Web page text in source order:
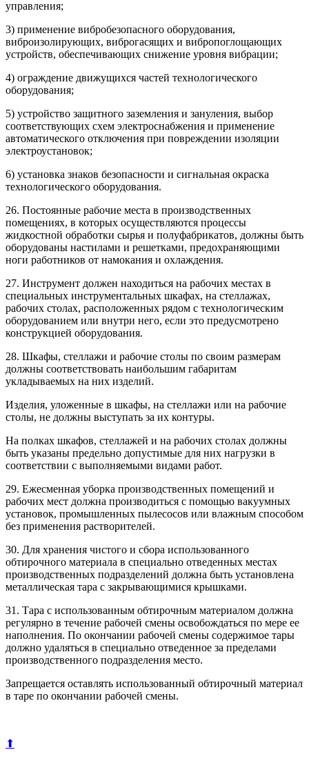
управления;
3) применение вибробезопасного оборудования,
виброизолирующих, виброгасящих и вибропоглощающих
устройств, обеспечивающих снижение уровня вибрации;
4) ограждение движущихся частей технологического
оборудования;
5) устройство защитного заземления и зануления, выбор
соответствующих схем электроснабжения и применение
автоматического отключения при повреждении изоляции
электроустановок;
6) установка знаков безопасности и сигнальная окраска
технологического оборудования.
26. Постоянные рабочие места в производственных
помещениях, в которых осуществляются процессы
жидкостной обработки сырья и полуфабрикатов, должны быть
оборудованы настилами и решетками, предохраняющими
ноги работников от намокания и охлаждения.
27. Инструмент должен находиться на рабочих местах в
специальных инструментальных шкафах, на стеллажах,
рабочих столах, расположенных рядом с технологическим
оборудованием или внутри него, если это предусмотрено
конструкцией оборудования.
28. Шкафы, стеллажи и рабочие столы по своим размерам
должны соответствовать наибольшим габаритам
укладываемых на них изделий.
Изделия, уложенные в шкафы, на стеллажи или на рабочие
столы, не должны выступать за их контуры.
На полках шкафов, стеллажей и на рабочих столах должны
быть указаны предельно допустимые для них нагрузки в
соответствии с выполняемыми видами работ.
29. Ежесменная уборка производственных помещений и
рабочих мест должна производиться с помощью вакуумных
установок, промышленных пылесосов или влажным способом
без применения растворителей.
30. Для хранения чистого и сбора использованного
обтирочного материала в специально отведенных местах
производственных подразделений должна быть установлена
металлическая тара с закрывающимися крышками.
31. Тара с использованным обтирочным материалом должна
регулярно в течение рабочей смены освобождаться по мере ее
наполнения. По окончании рабочей смены содержимое тары
должно удаляться в специально отведенное за пределами
производственного подразделения место.
Запрещается оставлять использованный обтирочный материал
в таре по окончании рабочей смены.
⬆